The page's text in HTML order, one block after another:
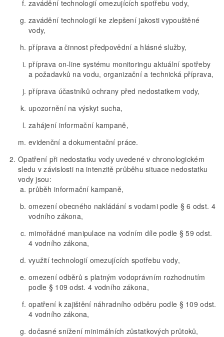
zavádění technologií omezujících spotřebu vody,
zavádění technologií ke zlepšení jakosti vypouštěné
vody,
příprava a činnost předpovědní a hlásné služby,
příprava on-line systému monitoringu aktuální spotřeby
a požadavků na vodu, organizační a technická příprava,
příprava účastníků ochrany před nedostatkem vody,
upozornění na výskyt sucha,
zahájení informační kampaně,
evidenční a dokumentační práce.
Opatření při nedostatku vody uvedené v chronologickém
sledu v závislosti na intenzitě průběhu situace nedostatku
vody jsou:
průběh informační kampaně,
omezení obecného nakládání s vodami podle § 6 odst. 4
vodního zákona,
mimořádné manipulace na vodním díle podle § 59 odst.
4 vodního zákona,
využití technologií omezujících spotřebu vody,
omezení odběrů s platným vodoprávním rozhodnutím
podle § 109 odst. 4 vodního zákona,
opatření k zajištění náhradního odběru podle § 109 odst.
4 vodního zákona,
dočasné snížení minimálních zůstatkových průtoků,